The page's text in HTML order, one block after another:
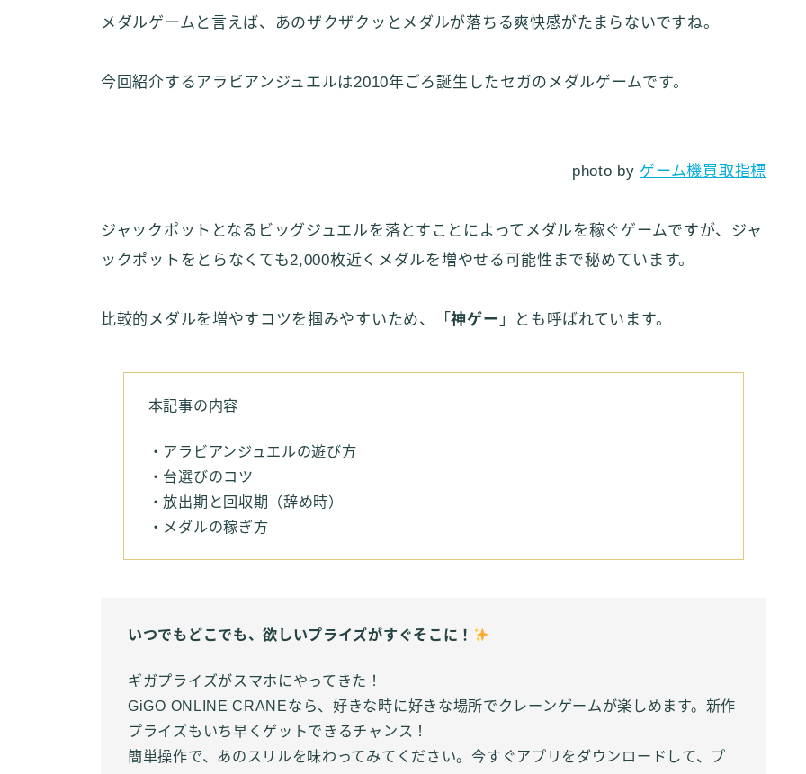
メダルゲームと言えば、あのザクザクッとメダルが落ちる爽快感がたまらないですね。
今回紹介するアラビアンジュエルは2010年ごろ誕生したセガのメダルゲームです。
photo by ゲーム機買取指標
ジャックポットとなるビッグジュエルを落とすことによってメダルを稼ぐゲームですが、ジャ
ックポットをとらなくても2,000枚近くメダルを増やせる可能性まで秘めています。
比較的メダルを増やすコツを掴みやすいため、「神ゲー 」とも呼ばれています。
本記事の内容
・アラビアンジュエルの遊び方
・台選びのコツ
・放出期と回収期（辞め時）
・メダルの稼ぎ方
いつでもどこでも、欲しいプライズがすぐそこに！
ギガプライズがスマホにやってきた！
GiGO ONLINE CRANEなら、好きな時に好きな場所でクレーンゲームが楽しめます。新作
プライズもいち早くゲットできるチャンス！
簡単操作で、あのスリルを味わってみてください。今すぐアプリをダウンロードして、プ